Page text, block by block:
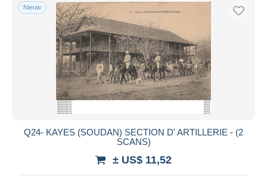
Nieuw
Q24- KAYES (SOUDAN) SECTION D' ARTILLERIE - (2
SCANS)
± US$ 11,52